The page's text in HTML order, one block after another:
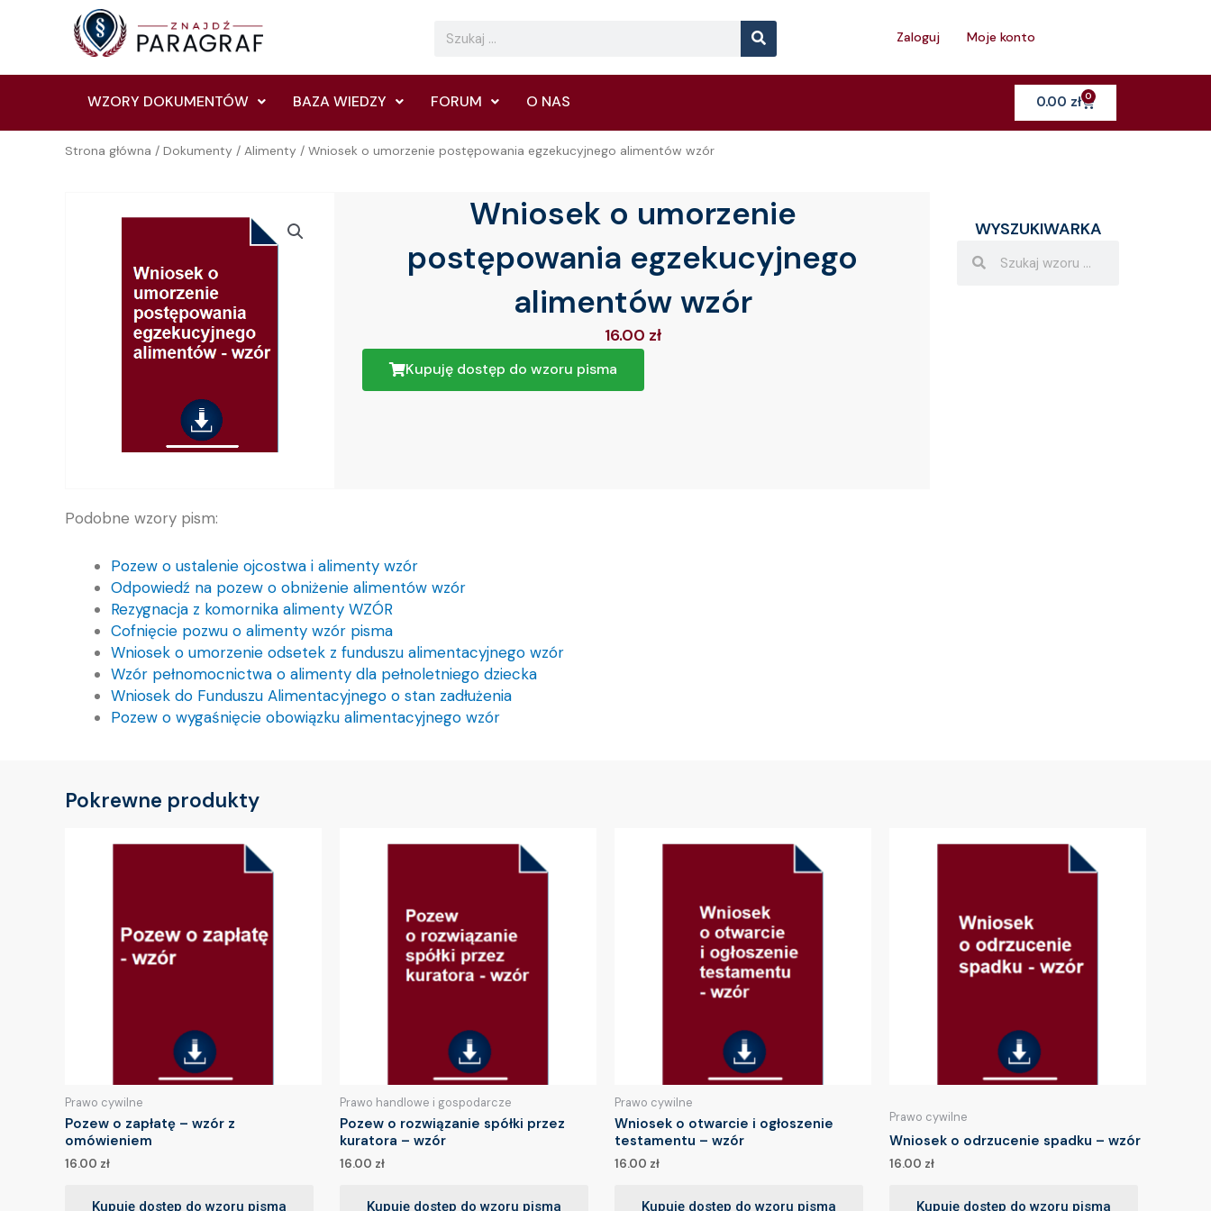
Search Search
Zaloguj Moje konto
WZORY DOKUMENTÓW BAZA WIEDZY FORUM O NAS 0.00 zł 0Cart
Strona główna / Dokumenty / Alimenty / Wniosek o umorzenie postępowania egzekucyjnego alimentów wzór
Wniosek o umorzenie
postępowania egzekucyjnego
alimentów wzór
16.00 zł
Kupuję dostęp do wzoru pisma
WYSZUKIWARKA
Podobne wzory pism:
Pozew o ustalenie ojcostwa i alimenty wzór
Odpowiedź na pozew o obniżenie alimentów wzór
Rezygnacja z komornika alimenty WZÓR
Cofnięcie pozwu o alimenty wzór pisma
Wniosek o umorzenie odsetek z funduszu alimentacyjnego wzór
Wzór pełnomocnictwa o alimenty dla pełnoletniego dziecka
Wniosek do Funduszu Alimentacyjnego o stan zadłużenia
Pozew o wygaśnięcie obowiązku alimentacyjnego wzór
Pokrewne produkty
Prawo cywilne
Pozew o zapłatę – wzór z
omówieniem
16.00 zł
Kupuję dostęp do wzoru pisma
Prawo handlowe i gospodarcze
Pozew o rozwiązanie spółki przez
kuratora – wzór
16.00 zł
Kupuję dostęp do wzoru pisma
Prawo cywilne
Wniosek o otwarcie i ogłoszenie
testamentu – wzór
16.00 zł
Kupuję dostęp do wzoru pisma
Prawo cywilne
Wniosek o odrzucenie spadku – wzór
16.00 zł
Kupuję dostęp do wzoru pisma